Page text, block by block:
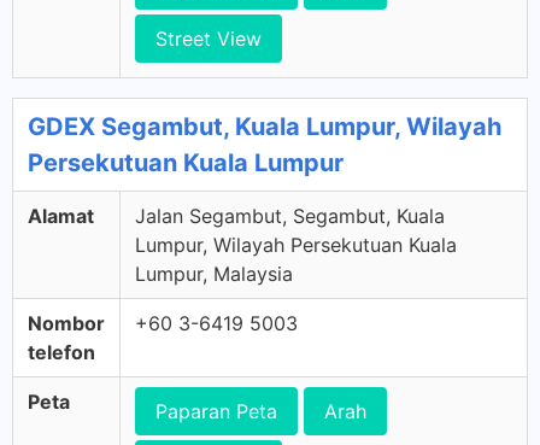
Street View
GDEX Segambut, Kuala Lumpur, Wilayah
Persekutuan Kuala Lumpur
Alamat
Jalan Segambut, Segambut, Kuala
Lumpur, Wilayah Persekutuan Kuala
Lumpur, Malaysia
Nombor
telefon
+60 3-6419 5003
Peta Paparan Peta Arah